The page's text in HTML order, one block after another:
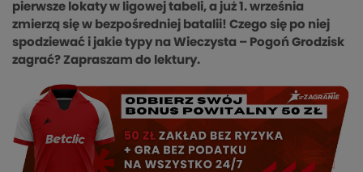
pierwsze lokaty w ligowej tabeli, a już 1. września
zmierzą się w bezpośredniej batalii! Czego się po niej
spodziewać i jakie typy na Wieczysta – Pogoń Grodzisk
zagrać? Zapraszam do lektury.